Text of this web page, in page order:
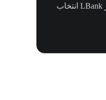
ارزهای دیجیتال را برای معامله در LBank انتخاب